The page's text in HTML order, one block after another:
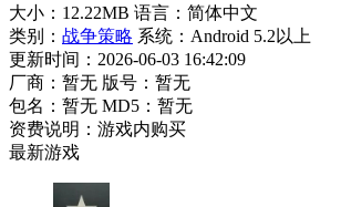
大小：12.22MB 语言：简体中文
类别： 战争策略 系统：Android 5.2以上
更新时间：2026-06-03 16:42:09
厂商：暂无 版号：暂无
包名：暂无 MD5：暂无
资费说明：游戏内购买
最新游戏